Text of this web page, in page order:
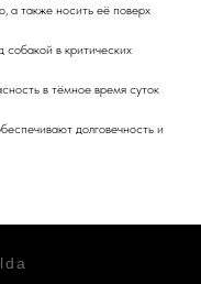
а также носить её поверх
собакой в критических
в тёмное время суток
долговечность и